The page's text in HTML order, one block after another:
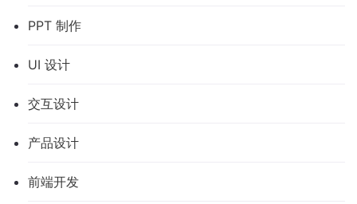
PPT 制作
UI 设计
交互设计
产品设计
前端开发